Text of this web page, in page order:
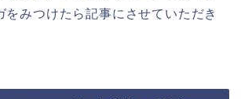
をみつけたら記事にさせていただき